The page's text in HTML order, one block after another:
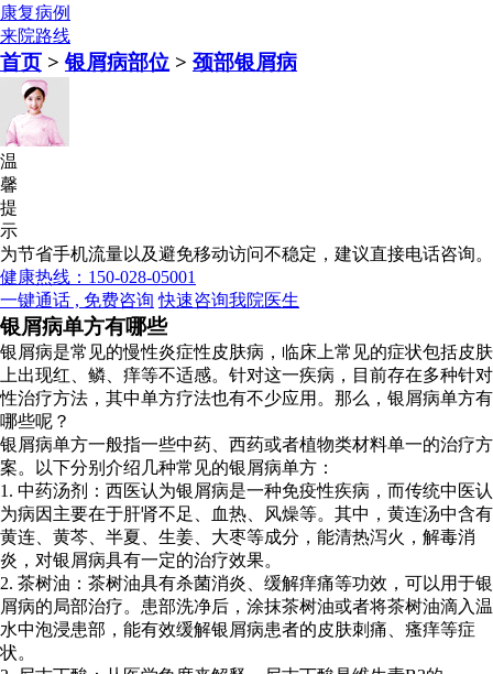
康复病例
来院路线
首页 >银屑病部位 > 颈部银屑病
温
馨
提
示
为节省手机流量以及避免移动访问不稳定，建议直接电话咨询。
健康热线：150-028-05001
一键通话 , 免费咨询 快速咨询我院医生
银屑病单方有哪些
银屑病是常见的慢性炎症性皮肤病，临床上常见的症状包括皮肤
上出现红、鳞、痒等不适感。针对这一疾病，目前存在多种针对
性治疗方法，其中单方疗法也有不少应用。那么，银屑病单方有
哪些呢？
银屑病单方一般指一些中药、西药或者植物类材料单一的治疗方
案。以下分别介绍几种常见的银屑病单方：
1. 中药汤剂：西医认为银屑病是一种免疫性疾病，而传统中医认
为病因主要在于肝肾不足、血热、风燥等。其中，黄连汤中含有
黄连、黄芩、半夏、生姜、大枣等成分，能清热泻火，解毒消
炎，对银屑病具有一定的治疗效果。
2. 茶树油：茶树油具有杀菌消炎、缓解痒痛等功效，可以用于银
屑病的局部治疗。患部洗净后，涂抹茶树油或者将茶树油滴入温
水中泡浸患部，能有效缓解银屑病患者的皮肤刺痛、瘙痒等症
状。